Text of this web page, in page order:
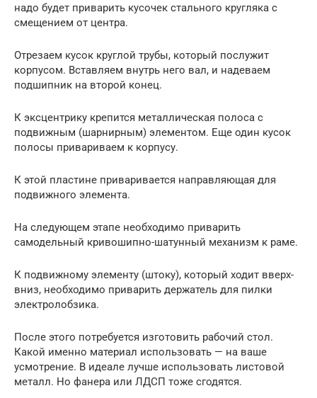
надо будет приварить кусочек стального кругляка с
смещением от центра.
Отрезаем кусок круглой трубы, который послужит
корпусом. Вставляем внутрь него вал, и надеваем
подшипник на второй конец.
К эксцентрику крепится металлическая полоса с
подвижным (шарнирным) элементом. Еще один кусок
полосы привариваем к корпусу.
К этой пластине приваривается направляющая для
подвижного элемента.
На следующем этапе необходимо приварить
самодельный кривошипно-шатунный механизм к раме.
К подвижному элементу (штоку), который ходит вверх-
вниз, необходимо приварить держатель для пилки
электролобзика.
После этого потребуется изготовить рабочий стол.
Какой именно материал использовать — на ваше
усмотрение. В идеале лучше использовать листовой
металл. Но фанера или ЛДСП тоже сгодятся.